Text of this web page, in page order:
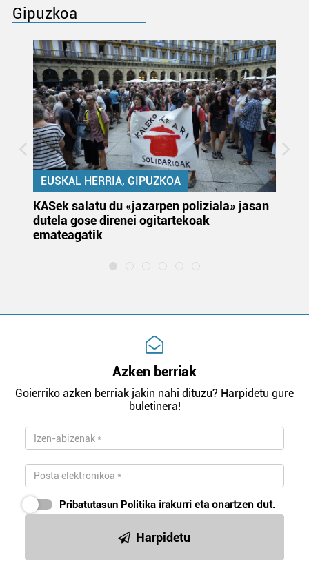
Gipuzkoa
EUSKAL HERRIA, GIPUZKOA
KASek salatu du «jazarpen poliziala» jasan
dutela gose direnei ogitartekoak
emateagatik
Azken berriak
Goierriko azken berriak jakin nahi dituzu? Harpidetu gure
buletinera!
Pribatutasun Politika irakurri eta onartzen dut.
Harpidetu